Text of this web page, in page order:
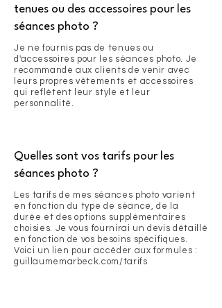
tenues ou des accessoires pour les
séances photo ?
Je ne fournis pas de tenues ou
d'accessoires pour les séances photo. Je
recommande aux clients de venir avec
leurs propres vêtements et accessoires
qui reflètent leur style et leur
personnalité.
Quelles sont vos tarifs pour les
séances photo ?
Les tarifs de mes séances photo varient
en fonction du type de séance, de la
durée et des options supplémentaires
choisies. Je vous fournirai un devis détaillé
en fonction de vos besoins spécifiques.
Voici un lien pour accéder aux formules :
guillaumemarbeck.com/tarifs